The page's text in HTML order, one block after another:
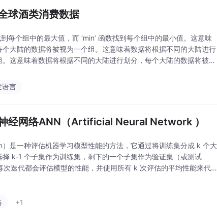
酒类消费数据
每个组中的最大值，而 ‘min’ 函数找到每个组中的最小值。这意味
大陆的数据将被视为一个组。这意味着数据将根据不同的大陆进行
这意味着数据将根据不同的大陆进行划分，每个大陆的数据将被视
语言
网络ANN（Artificial Neural Network ）
是一种评估机器学习模型性能的方法，它通过将训练集分成 k 个大
k-1 个子集作为训练集，剩下的一个子集作为验证集（或测试
迭代都会评估模型的性能，并使用所有 k 次评估的平均性能来代表
+1